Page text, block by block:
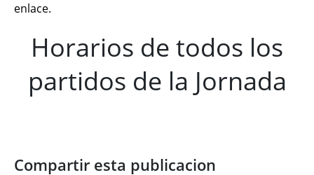
enlace.
Horarios de todos los
partidos de la Jornada
Compartir esta publicacion